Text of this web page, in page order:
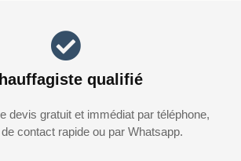
qualifié
devis gratuit et immédiat par téléphone,
contact rapide ou par Whatsapp.